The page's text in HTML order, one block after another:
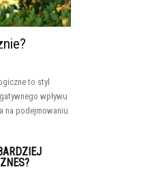
to styl
wpływu
na podejmowaniu